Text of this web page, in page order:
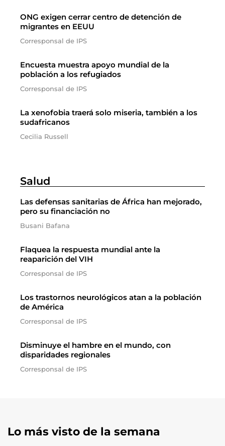
ONG exigen cerrar centro de detención de
migrantes en EEUU
Corresponsal de IPS
Encuesta muestra apoyo mundial de la
población a los refugiados
Corresponsal de IPS
La xenofobia traerá solo miseria, también a los
sudafricanos
Cecilia Russell
Salud
Las defensas sanitarias de África han mejorado,
pero su financiación no
Busani Bafana
Flaquea la respuesta mundial ante la
reaparición del VIH
Corresponsal de IPS
Los trastornos neurológicos atan a la población
de América
Corresponsal de IPS
Disminuye el hambre en el mundo, con
disparidades regionales
Corresponsal de IPS
Lo más visto de la semana